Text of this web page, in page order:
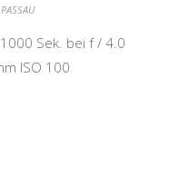
PASSAU
Sek. bei f / 4.0
ISO 100